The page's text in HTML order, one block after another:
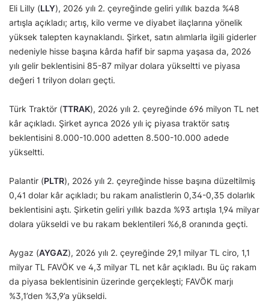
Eli Lilly (LLY), 2026 yılı 2. çeyreğinde geliri yıllık bazda %48
artışla açıkladı; artış, kilo verme ve diyabet ilaçlarına yönelik
yüksek talepten kaynaklandı. Şirket, satın alımlarla ilgili giderler
nedeniyle hisse başına kârda hafif bir sapma yaşasa da, 2026
yılı gelir beklentisini 85-87 milyar dolara yükseltti ve piyasa
değeri 1 trilyon doları geçti.
Türk Traktör (TTRAK), 2026 yılı 2. çeyreğinde 696 milyon TL net
kâr açıkladı. Şirket ayrıca 2026 yılı iç piyasa traktör satış
beklentisini 8.000-10.000 adetten 8.500-10.000 adede
yükseltti.
Palantir (PLTR), 2026 yılı 2. çeyreğinde hisse başına düzeltilmiş
0,41 dolar kâr açıkladı; bu rakam analistlerin 0,34-0,35 dolarlık
beklentisini aştı. Şirketin geliri yıllık bazda %93 artışla 1,94 milyar
dolara yükseldi ve bu rakam beklentileri %6,8 oranında geçti.
Aygaz (AYGAZ), 2026 yılı 2. çeyreğinde 29,1 milyar TL ciro, 1,1
milyar TL FAVÖK ve 4,3 milyar TL net kâr açıkladı. Bu üç rakam
da piyasa beklentisinin üzerinde gerçekleşti; FAVÖK marjı
%3,1’den %3,9’a yükseldi.